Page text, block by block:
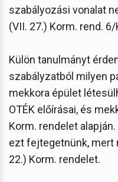
szabályozási vonalat
(VII. 27.) Korm. rend.
Külön tanulmányt
szabályzatból milyen
mekkora épület
OTÉK előírásai, és
Korm. rendelet
ezt fejtegetnünk, mert
22.) Korm. rendelet.